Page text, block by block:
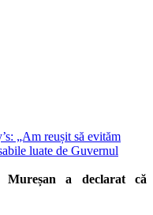
„Am reușit să evităm
luate de Guvernul
Mureșan a declarat că